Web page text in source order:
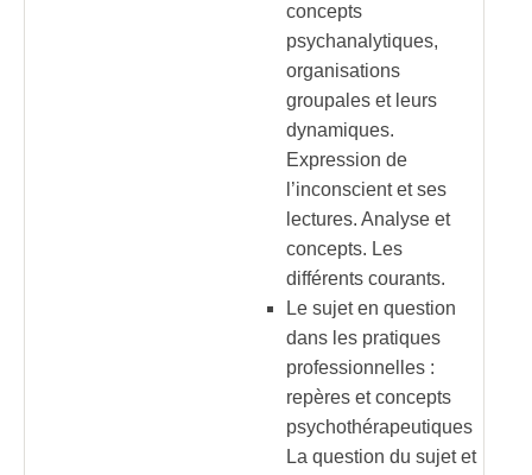
concepts
psychanalytiques,
organisations
groupales et leurs
dynamiques.
Expression de
l’inconscient et ses
lectures. Analyse et
concepts. Les
différents courants.
Le sujet en question
dans les pratiques
professionnelles :
repères et concepts
psychothérapeutiques
La question du sujet et